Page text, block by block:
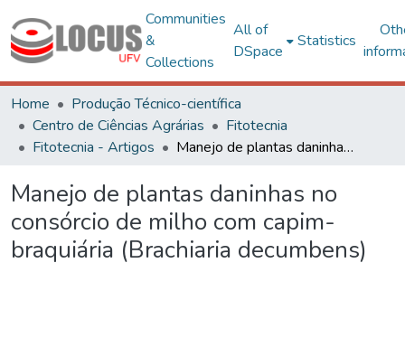
Communities
&
Collections
All of
DSpace
Statistics
Home
Produção Técnico-científica
Centro de Ciências Agrárias
Fitotecnia
Fitotecnia - Artigos
Manejo de plantas daninhas no consórcio de milho com capim-braquiária (Brachiaria decumbens)
Manejo de plantas daninhas no
consórcio de milho com capim-
braquiária (Brachiaria decumbens)